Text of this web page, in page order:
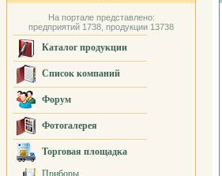
На портале представлено:
предприятий 1738, продукции 13738
Каталог продукции
Список компаний
Форум
Фотогалерея
Торговая площадка
Приборы